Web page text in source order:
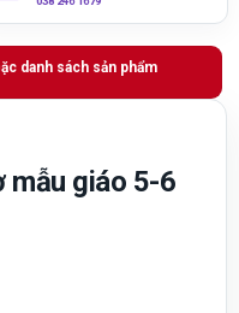
danh sách sản phẩm
mẫu giáo 5-6